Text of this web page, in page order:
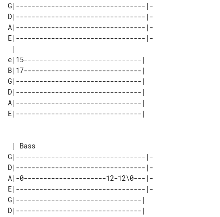
G|---------------------------------|-
D|---------------------------------|-
A|---------------------------------|-
E|---------------------------------|-
e|15------------------------------|
B|17------------------------------|
G|--------------------------------|
D|--------------------------------|
A|--------------------------------|
E|--------------------------------|
G|---------------------------------|-
D|---------------------------------|-
A|-0---------------------12-12\0---|-
E|---------------------------------|-
G|--------------------------------|
D|--------------------------------|